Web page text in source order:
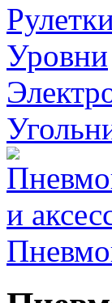
Уровни